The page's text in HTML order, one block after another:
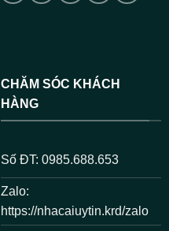
CHĂM SÓC KHÁCH
HÀNG
Số ĐT: 0985.688.653
Zalo:
https://nhacaiuytin.krd/zalo